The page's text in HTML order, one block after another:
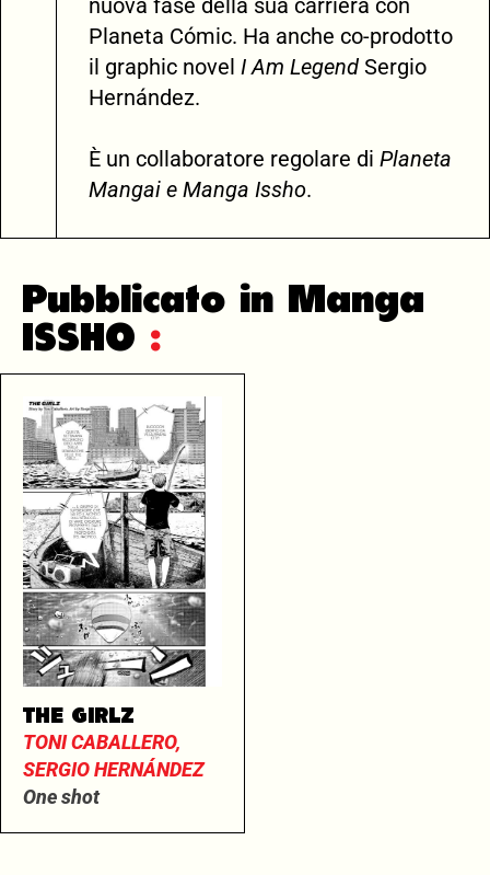
nuova fase della sua carriera con
Planeta Cómic. Ha anche co-prodotto
il graphic novel I Am Legend Sergio
Hernández.
È un collaboratore regolare di Planeta
Mangai e Manga Issho.
Pubblicato in Manga
ISSHO :
THE GIRLZ
TONI CABALLERO,
SERGIO HERNÁNDEZ
One shot